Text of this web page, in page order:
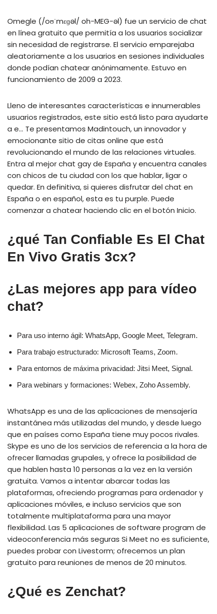
Omegle (/oʊˈmɛɡəl/ oh-MEG-əl) fue un servicio de chat
en línea gratuito que permitía a los usuarios socializar
sin necesidad de registrarse. El servicio emparejaba
aleatoriamente a los usuarios en sesiones individuales
donde podían chatear anónimamente. Estuvo en
funcionamiento de 2009 a 2023.
Lleno de interesantes características e innumerables
usuarios registrados, este sitio está listo para ayudarte
a e… Te presentamos Madintouch, un innovador y
emocionante sitio de citas online que está
revolucionando el mundo de las relaciones virtuales.
Entra al mejor chat gay de España y encuentra canales
con chicos de tu ciudad con los que hablar, ligar o
quedar. En definitiva, si quieres disfrutar del chat en
España o en español, esta es tu purple. Puede
comenzar a chatear haciendo clic en el botón Inicio.
¿qué Tan Confiable Es El Chat
En Vivo Gratis 3cx?
¿Las mejores app para vídeo
chat?
Para uso interno ágil: WhatsApp, Google Meet, Telegram.
Para trabajo estructurado: Microsoft Teams, Zoom.
Para entornos de máxima privacidad: Jitsi Meet, Signal.
Para webinars y formaciones: Webex, Zoho Assembly.
WhatsApp es una de las aplicaciones de mensajería
instantánea más utilizadas del mundo, y desde luego
que en países como España tiene muy pocos rivales.
Skype es uno de los servicios de referencia a la hora de
ofrecer llamadas grupales, y ofrece la posibilidad de
que hablen hasta 10 personas a la vez en la versión
gratuita. Vamos a intentar abarcar todas las
plataformas, ofreciendo programas para ordenador y
aplicaciones móviles, e incluso servicios que son
totalmente multiplataforma para una mayor
flexibilidad. Las 5 aplicaciones de software program de
videoconferencia más seguras Si Meet no es suficiente,
puedes probar con Livestorm; ofrecemos un plan
gratuito para reuniones de menos de 20 minutos.
¿Qué es Zenchat?